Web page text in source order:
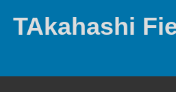
TAkahashi